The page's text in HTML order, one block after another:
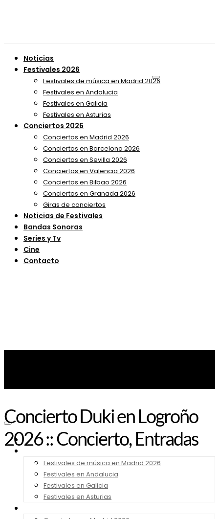
Noticias
Festivales 2026
Festivales de música en Madrid 2026
Festivales en Andalucia
Festivales en Galicia
Festivales en Asturias
Conciertos 2026
Conciertos en Madrid 2026
Conciertos en Barcelona 2026
Conciertos en Sevilla 2026
Conciertos en Valencia 2026
Conciertos en Bilbao 2026
Conciertos en Granada 2026
Giras de conciertos
Noticias de Festivales
Bandas Sonoras
Series y Tv
Cine
Contacto
Noticias
Festivales de música en Madrid 2026
Festivales en Andalucia
Festivales en Galicia
Festivales en Asturias
Concierto Duki en Logroño
2026 :: Concierto, Entradas